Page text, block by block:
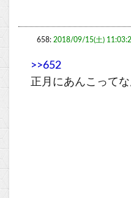
658: 2018/09/15(土)
>>652
正月にあんこって